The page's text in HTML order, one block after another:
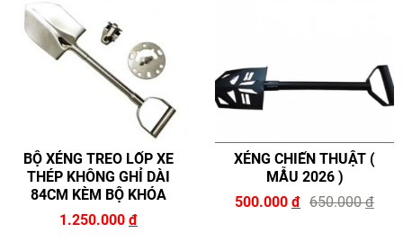
BỘ XẺNG TREO LỐP XE
THÉP KHÔNG GHỈ DÀI
84CM KÈM BỘ KHÓA
1.250.000 đ
XẺNG CHIẾN THUẬT (
MẪU 2026 )
500.000 đ 650.000đ